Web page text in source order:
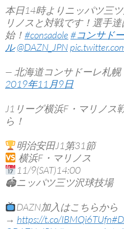
本日14時よりニッパツ三
リノスと対戦です！選手
始！ #consadole #コンサド
ル @DAZN_JPN
— 北海道コンサドーレ札幌
2019年11月9日
J1リーグ横浜F・マリノス
ら！
明治安田J1第31節
横浜F・マリノス
11/9(SAT)14:00
🏟ニッパツ三ツ沢球技場
DAZN加入はこちらから
→ https://t.co/IBMQi6TUfn